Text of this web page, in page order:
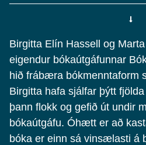
Birgitta Elín Hassell og
eigendur bókaútgáfunnar
hið frábæra bókmenntaform
Birgitta hafa sjálfar þýtt
þann flokk og gefið út undir
bókaútgáfu. Óhætt er að
bóka er einn sá vinsælasti á